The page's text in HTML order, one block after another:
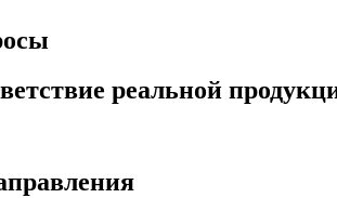
реальной